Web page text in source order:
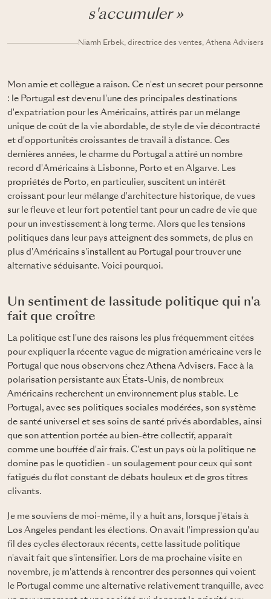
s'accumuler »
Niamh Erbek, directrice des ventes, Athena Advisers
Mon amie et collègue a raison. Ce n'est un secret pour personne
: le Portugal est devenu l'une des principales destinations
d'expatriation pour les Américains, attirés par un mélange
unique de coût de la vie abordable, de style de vie décontracté
et d'opportunités croissantes de travail à distance. Ces
dernières années, le charme du Portugal a attiré un nombre
record d'Américains à Lisbonne, Porto et en Algarve. Les
propriétés de Porto, en particulier, suscitent un intérêt
croissant pour leur mélange d'architecture historique, de vues
sur le fleuve et leur fort potentiel tant pour un cadre de vie que
pour un investissement à long terme. Alors que les tensions
politiques dans leur pays atteignent des sommets, de plus en
plus d'Américains s'installent au Portugal pour trouver une
alternative séduisante. Voici pourquoi.
Un sentiment de lassitude politique qui n'a
fait que croître
La politique est l'une des raisons les plus fréquemment citées
pour expliquer la récente vague de migration américaine vers le
Portugal que nous observons chez Athena Advisers. Face à la
polarisation persistante aux États-Unis, de nombreux
Américains recherchent un environnement plus stable. Le
Portugal, avec ses politiques sociales modérées, son système
de santé universel et ses soins de santé privés abordables, ainsi
que son attention portée au bien-être collectif, apparaît
comme une bouffée d'air frais. C'est un pays où la politique ne
domine pas le quotidien - un soulagement pour ceux qui sont
fatigués du flot constant de débats houleux et de gros titres
clivants.
Je me souviens de moi-même, il y a huit ans, lorsque j'étais à
Los Angeles pendant les élections. On avait l'impression qu'au
fil des cycles électoraux récents, cette lassitude politique
n'avait fait que s'intensifier. Lors de ma prochaine visite en
novembre, je m'attends à rencontrer des personnes qui voient
le Portugal comme une alternative relativement tranquille, avec